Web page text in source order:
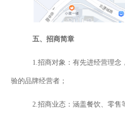
五、招商简章
1 招商对象： 有先进经营理念
验的品牌经营者；
2 招商业态： 涵盖餐饮 、零售